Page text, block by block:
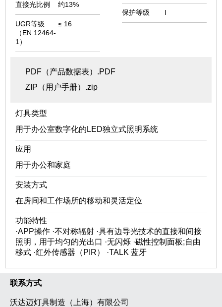
直接光比例 约13%
UGR等级
（EN 12464-
1）
≤ 16
保护等级 I
PDF（产品数据表）.PDF
ZIP（用户手册）.zip
灯具类型
用于办公室数字化的LED独立式照明系统
应用
用于办公和家庭
安装方式
在房间和工作场所的移动和灵活定位
功能特性
·APP操作 ·不对称辐射 ·具有边导光技术的直接和间接
照明，用于均匀的光出口 ·无闪烁 ·磁性控制面板;自由
移式 ·红外传感器（PIR） ·TALK 蓝牙
联系方式
沃达迈灯具制造（上海）有限公司